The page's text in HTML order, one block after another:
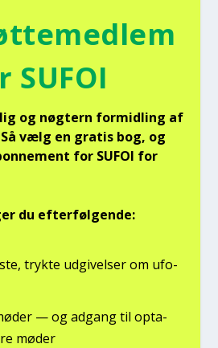
SUFOI
og nøg­tern for­mid­ling af
vælg en gra­tis bog, og
for SUFOI for
du efter­føl­gen­de:
tryk­te udgi­vel­ser om ufo­
— og adgang til opta­
møder